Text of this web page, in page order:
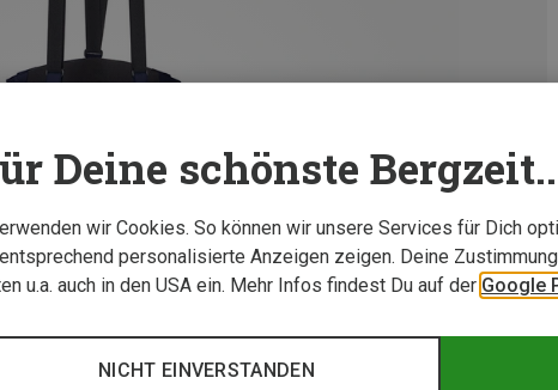
Deine schönste
wir Cookies. So können wir unsere Services für Dich
personalisierte Anzeigen zeigen. Deine
u.a. auch in den USA ein. Mehr Infos findest Du auf der Google
NICHT EINVERSTANDEN